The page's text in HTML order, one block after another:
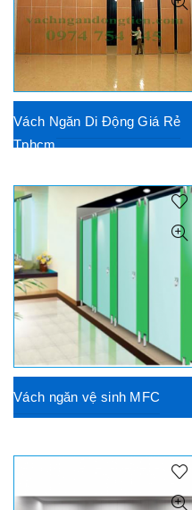
Vách Ngăn Di Động Giá Rẻ
Tphcm
Vách ngăn vệ sinh MFC